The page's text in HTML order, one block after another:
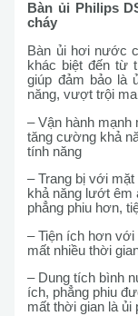
Bàn ủi Philips
cháy
Bàn ủi hơi nước
khác biệt đến từ
giúp đảm bảo là
năng, vượt trội
– Vận hành
tăng cường khả
tính năng
– Trang bị với
khả năng lướt êm
phẳng phiu hơn,
– Tiện ích hơn với
mất nhiều thời
– Dung tích bình
ích, phẳng phiu
mất thời gian là ủi